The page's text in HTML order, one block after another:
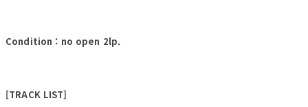
Condition : no open 2lp.
[TRACK LIST]